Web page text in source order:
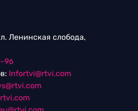
Ленинская слобода,
96
Infortvi@rtvi.com